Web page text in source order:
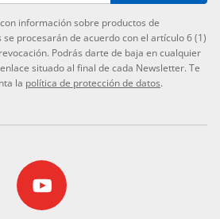
información sobre productos de
se procesarán de acuerdo con el artículo 6 (1)
Podrás darte de baja en cualquier
situado al final de cada Newsletter. Te
la política de protección de datos.